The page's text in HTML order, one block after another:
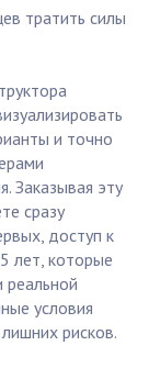
тратить силы
и точно
Заказывая эту
сразу
доступ к
лет, которые
условия
рисков.